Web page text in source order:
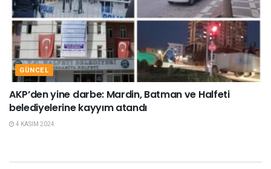
GÜNCEL
AKP’den yine darbe: Mardin, Batman ve Halfeti
belediyelerine kayyım atandı
4 KASIM 2024